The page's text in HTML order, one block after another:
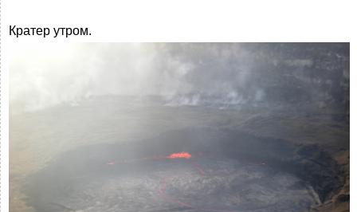
Кратер утром.